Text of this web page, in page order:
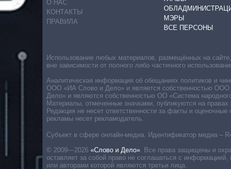
О НАС
КОНТАКТЫ
ПРАВИЛА
МЭРЫ
ВСЕ ПЕРСОНЫ
Субъект в сфере онлайн-медиа. Идентификатор медиа –
© 2009—2026 «Слово и Дело»
Все права защищены и
оставляет за собой право не соглашаться с
или авторами которой являются третьи лица.
Использование любых материалов, размещённых на
вне зависимости от полного либо частичного
Аналитическая информация об обещаниях политиков и
ООО «ИА Слово и Дело» и является собственностью
Дело» и являются собственностью ОО «Система
Материалы, отмеченные значками, публикуются на
Редакция не несет ответственности за факты и
рекламы несет рекламодатель.